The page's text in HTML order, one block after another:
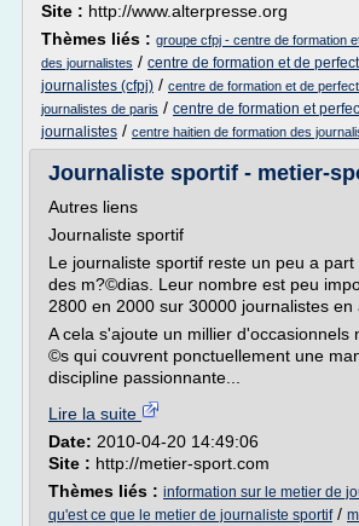
Site : http://www.alterpresse.org
Thèmes liés : groupe cfpj - centre de formation
des journalistes / centre de formation et de
journalistes (cfpj) / centre de formation et de
journalistes de paris / centre de formation et
journalistes / centre haitien de formation des
Journaliste sportif - metier-
Autres liens
Journaliste sportif
Le journaliste sportif reste un peu a
des m?©dias. Leur nombre est peu
2800 en 2000 sur 30000 journalistes en
A cela s'ajoute un millier d'occasionnels
©s qui couvrent ponctuellement une
discipline passionnante...
Lire la suite
Date: 2010-04-20 14:49:06
Site : http://metier-sport.com
Thèmes liés : information sur le metier de
qu'est ce que le metier de journaliste sportif/